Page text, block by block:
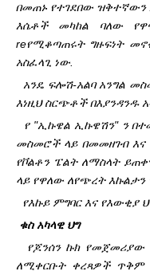
በመጠኑ የተገደበው
እሴቶች መካከል ባለው
reየሚቆጣጠሩት ግዙፍነት
አስፈላጊ ነው.
አንዴ ፍሎሽ-አልባ አንግል
እነዚህ ስርጭቶች በእያንዳንዱ
የ "ኢኩዌል ኢኩዌሽን" ን
መስመሮች ላይ በመመዘገብ
የቮልቶን ፔልት ለማስላት
ላይ የዋለው ለየጭረት እኩልታን
የእኩይ ምግባር እና የእውቂያ
ቁስ አካላዊ ህግ
የጆንሰን ኩክ የመጀመሪያው
ለሚቀርቡት ቀረጻዎች ጥቅም